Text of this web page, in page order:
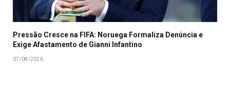
Pressão Cresce na FIFA: Noruega Formaliza Denúncia e
Exige Afastamento de Gianni Infantino
07/08/2026